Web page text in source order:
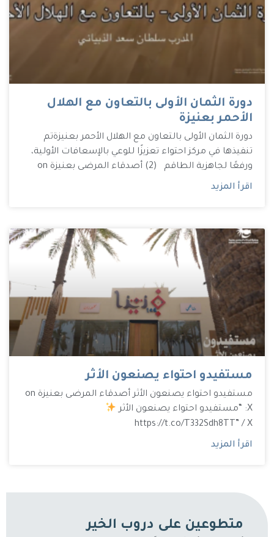
دورة الثمان الأولى بالتعاون مع الهلال
الأحمر بعنيزة
دورة الثمان الأولى بالتعاون مع الهلال الأحمر بعنيزة تم
تنفيذها في مركز احتواء تعزيزًا للوعي بالإسعافات الأولية،
ورفعًا لجاهزية الطاقم (2) أصدقاء المرضى بعنيزة on
اقرأ المزيد
مستفيدو احتواء يصنعون الأثر
مستفيدو احتواء يصنعون الأثر أصدقاء المرضى بعنيزة on
X: “مستفيدو احتواء يصنعون الأثر
https://t.co/T332Sdh8TT” / X
اقرأ المزيد
متطوعين على دروب الخير